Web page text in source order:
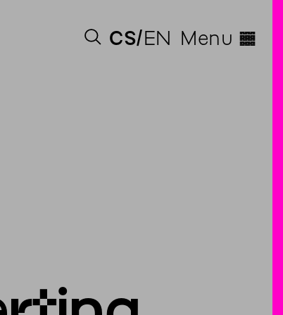
CS EN Menu ◊